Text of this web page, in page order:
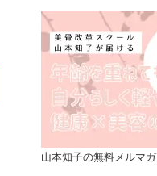
山本知子の無料メルマガ